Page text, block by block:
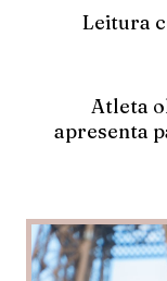
Leitura
Atleta
apresenta